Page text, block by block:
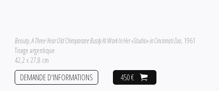
Beauty, A Three-Year Old Chimpanzee Busily At Work In Her «Studio» in Cincinnati Zoo, 1961
Tirage argentique
42,2 x 27,8 cm
450 €
DEMANDE D'INFORMATIONS